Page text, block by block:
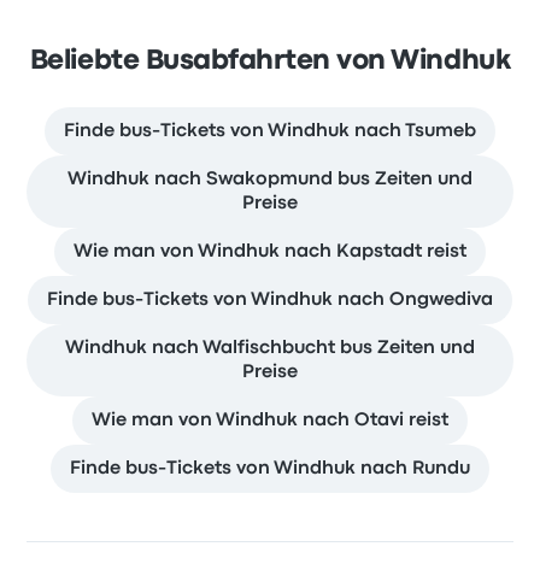
Beliebte Busabfahrten von Windhuk
Finde bus-Tickets von Windhuk nach Tsumeb
Windhuk nach Swakopmund bus Zeiten und
Preise
Wie man von Windhuk nach Kapstadt reist
Finde bus-Tickets von Windhuk nach Ongwediva
Windhuk nach Walfischbucht bus Zeiten und
Preise
Wie man von Windhuk nach Otavi reist
Finde bus-Tickets von Windhuk nach Rundu